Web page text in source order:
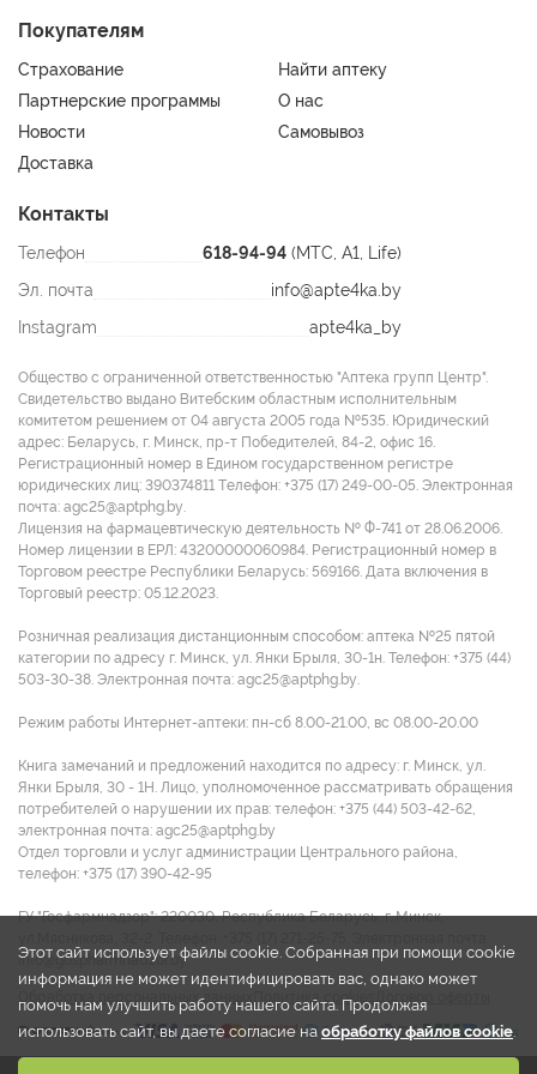
Кальций 120 мг
Состав: Фруктоза, лимонная кислота (регулятор
кислотности), гидрокарбонат натрия (регулятор
кислотности), кальция карбонат, натуральный ароматизатор
моркови, мальтодекстрин, гидроксипропилцеллюлоза
(эмульгатор), железа цитрат, DL-альфа токоферола ацетат
рибофлавин 5'-фосфат (витамин B2), пиридоксина
гидрохлорид (витамин В6), тиамина мононитрат (витамин В1),
D-биотин, холекальциферол (витамин D3).
Активные компоненты:
- Витамин D3 — очень важный, но далеко не единственный
микронутриент, который необходим для нормальной работы
иммунной системы. Большое значение для иммунитета также
имеют цинк и селен.
- Витамины А и Е – мощные антиоксиданты, которые
помогают адаптироваться клеткам организма в условиях
оксидативного стресса, и при вирусных и бактериальных
инфекциях в том числе.
- Витамины группы B необходимы для синтеза гемоглобина,
роста и развития мышц и костей, нормальной работы
- Биотин представляет собой витамин, имеющий официальное
обозначение как витамин B7, но также он имеет исторически
приобретенное название витамин H (широко не
используется). Биотин участвует в обмене углеводов,
аминокислот, жирных кислот, влияет на состояние кожи и
производства и поддержания новых клеток, синтеза ДНК и
РНК, а также для предотвращения изменений в ДНК.
Участвует в процессах кроветворения.
- Йод важен для развития интеллекта ребенка. Он является
Покупателям
Страхование
Найти аптеку
Партнерские программы
О нас
Новости
Самовывоз
Доставка
Контакты
Телефон 618-94-94 (МТС, A1, Life)
Эл. почта
info@apte4ka.by
Instagram
apte4ka_by
Общество с ограниченной ответственностью "Аптека групп Центр".
Свидетельство выдано Витебским областным исполнительным
комитетом решением от 04 августа 2005 года №535. Юридический
адрес: Беларусь, г. Минск, пр-т Победителей, 84-2, офис 16.
Регистрационный номер в Едином государственном регистре
юридических лиц: 390374811 Tелефон: +375 (17) 249-00-05. Электронная
почта: agc25@aptphg.by.
Лицензия на фармацевтическую деятельность № Ф-741 от 28.06.2006.
Номер лицензии в ЕРЛ: 43200000060984. Регистрационный номер в
Торговом реестре Республики Беларусь: 569166. Дата включения в
Торговый реестр: 05.12.2023.
Розничная реализация дистанционным способом: аптека №25 пятой
категории по адресу г. Минск, ул. Янки Брыля, 30-1н. Телефон: +375 (44)
503-30-38. Электронная почта: agc25@aptphg.by.
Режим работы Интернет-аптеки: пн-сб 8.00-21.00, вс 08.00-20.00
Книга замечаний и предложений находится по адресу: г. Минск, ул.
Янки Брыля, 30 - 1Н. Лицо, уполномоченное рассматривать обращения
потребителей о нарушении их прав: телефон: +375 (44) 503-42-62,
электронная почта: agc25@aptphg.by
Отдел торговли и услуг администрации Центрального района,
телефон: +375 (17) 390-42-95
ГУ "Госфармнадзор": 220030, Республика Беларусь, г. Минск,
info@gospharmnadzor.by
Обработка персональных данных Политика cookies
Этот сайт использует файлы cookie. Собранная при помощи cookie
информация не может идентифицировать вас, однако может
помочь нам улучшить работу нашего сайта. Продолжая
использовать сайт, вы даете согласие на обработку файлов cookie.